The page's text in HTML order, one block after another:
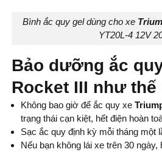
Bình ắc quy gel dùng cho xe
YT20L-4 12V
Bảo dưỡng ắc
Rocket III như thế
Không bao giờ để ắc quy xe
trạng thái cạn kiệt, hết điện hoàn
Sạc ắc quy định kỳ mỗi tháng một
Nếu bạn không lái xe trên 30